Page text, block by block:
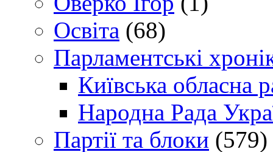
Освіта (68)
Парламентські
Київська обласна
Народна Рада
Партії та блоки (579)